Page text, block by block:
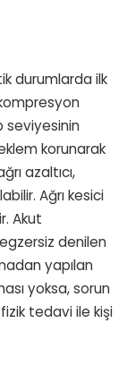
durumlarda ilk
seviyesinin
korunarak
azaltıcı,
Ağrı kesici
Akut
denilen
yapılan
yoksa, sorun
tedavi ile kişi